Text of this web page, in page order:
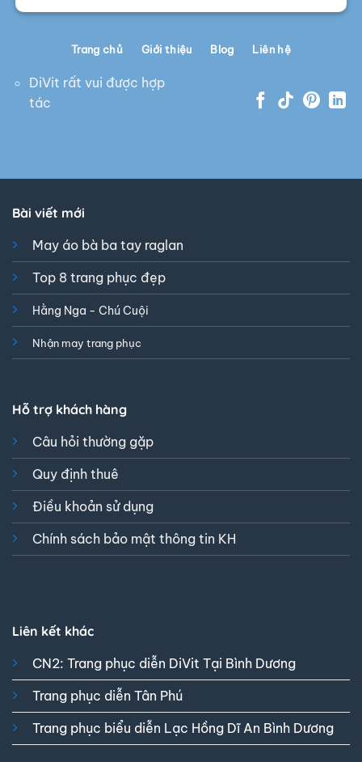
DiVit rất vui được hợp
tác
Trang chủ Giới thiệu Blog Liên hệ
Bài viết mới
May áo bà ba tay raglan
Top 8 trang phục đẹp
Hằng Nga - Chú Cuội
Nhận may trang phục
Hỗ trợ khách hàng
Câu hỏi thường gặp
Quy định thuê
Điều khoản sử dụng
Chính sách bảo mật thông tin KH
Liên kết khác
CN2: Trang phục diễn DiVit Tại Bình Dương
Trang phục diễn Tân Phú
Trang phục biểu diễn Lạc Hồng Dĩ An Bình Dương